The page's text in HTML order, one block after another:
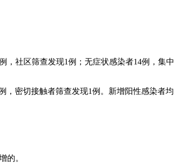
，社区筛查发现1例；无症状感染者14例，集中
，密切接触者筛查发现1例。新增阳性感染者均
的。